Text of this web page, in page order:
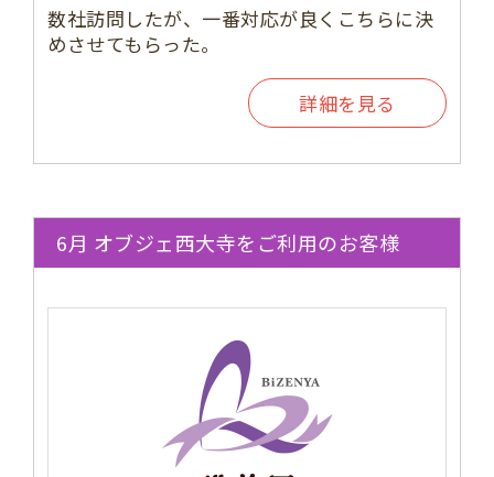
数社訪問したが、一番対応が良くこちらに決
めさせてもらった。
詳細を見る
6月 オブジェ西大寺をご利用のお客様